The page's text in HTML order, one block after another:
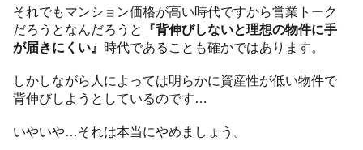
それでもマンション価格が高い時代ですから営業トーク
だろうとなんだろうと
『背伸びしないと理想の物件に手
が届きにくい』 時代であることも確かではあります。
しかしながら人によっては明らかに資産性が低い物件で
背伸びしようとしているのです…
いやいや…それは本当にやめましょう。